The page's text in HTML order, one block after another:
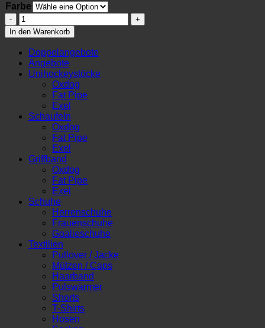
Farbe
Fat
Pipe
Schutzbrille
Set
JR
Menge
In den Warenkorb
Doppelangebote
Angebote
Unihockeystöcke
Oxdog
Fat Pipe
Exel
Schaufeln
Oxdog
Fat Pipe
Exel
Griffband
Oxdog
Fat Pipe
Exel
Schuhe
Herrenschuhe
Frauenschuhe
Goalieschuhe
Textilien
Pullover / Jacke
Mützen / Caps
Haarband
Pulswärmer
Shorts
T-Shirts
Hosen